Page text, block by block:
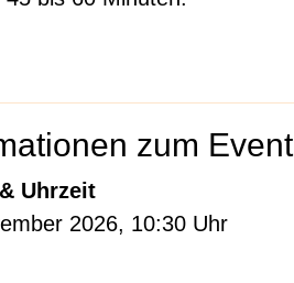
zum Event
Uhrzeit
2026, 10:30 Uhr